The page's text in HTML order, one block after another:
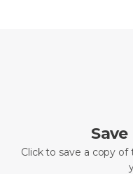
Click to save a copy